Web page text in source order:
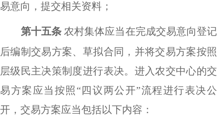
易意向，提交相关资料；
第十五条 农村集体应当在完成交易意向登记
后编制交易方案、草拟合同，并将交易方案按照
层级民主决策制度进行表决。进入农交中心的交
易方案应当按照 “四议两公开”流程进行表决公
开，交易方案应当包括以下内容：